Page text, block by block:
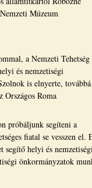
Múzeum
a Nemzeti Tehetség
és nemzetiségi
is elnyerte, továbbá
Országos Roma
próbáljunk segíteni a
fiatal se vesszen el.
segítő helyi és
önkormányzatok